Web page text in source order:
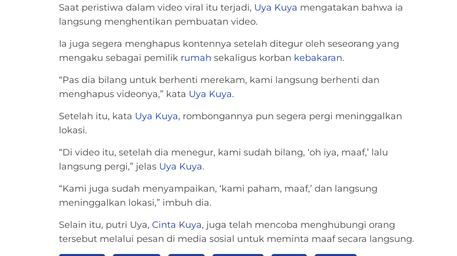
Saat peristiwa dalam video viral itu terjadi, Uya Kuya mengatakan bahwa ia
langsung menghentikan pembuatan video.
Ia juga segera menghapus kontennya setelah ditegur oleh seseorang yang
mengaku sebagai pemilik rumah sekaligus korban kebakaran.
“Pas dia bilang untuk berhenti merekam, kami langsung berhenti dan
menghapus videonya,” kata Uya Kuya.
Setelah itu, kata Uya Kuya, rombongannya pun segera pergi meninggalkan
lokasi.
“Di video itu, setelah dia menegur, kami sudah bilang, ‘oh iya, maaf,’ lalu
langsung pergi,” jelas Uya Kuya.
“Kami juga sudah menyampaikan, ‘kami paham, maaf,’ dan langsung
meninggalkan lokasi,” imbuh dia.
Selain itu, putri Uya, Cinta Kuya, juga telah mencoba menghubungi orang
tersebut melalui pesan di media sosial untuk meminta maaf secara langsung.